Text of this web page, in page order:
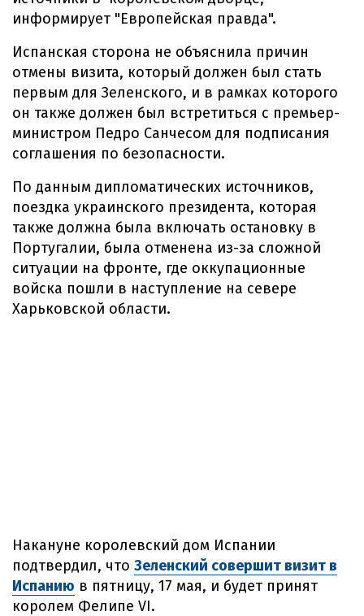
информирует "Европейская правда".
Испанская сторона не объяснила причин
отмены визита, который должен был стать
первым для Зеленского, и в рамках которого
он также должен был встретиться с премьер-
министром Педро Санчесом для подписания
соглашения по безопасности.
По данным дипломатических источников,
поездка украинского президента, которая
также должна была включать остановку в
Португалии, была отменена из-за сложной
ситуации на фронте, где оккупационные
войска пошли в наступление на севере
Харьковской области.
Накануне королевский дом Испании
подтвердил, что Зеленский совершит визит в
Испанию в пятницу, 17 мая, и будет принят
королем Фелипе VI.